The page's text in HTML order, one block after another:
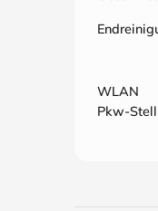
WLAN
Pkw-